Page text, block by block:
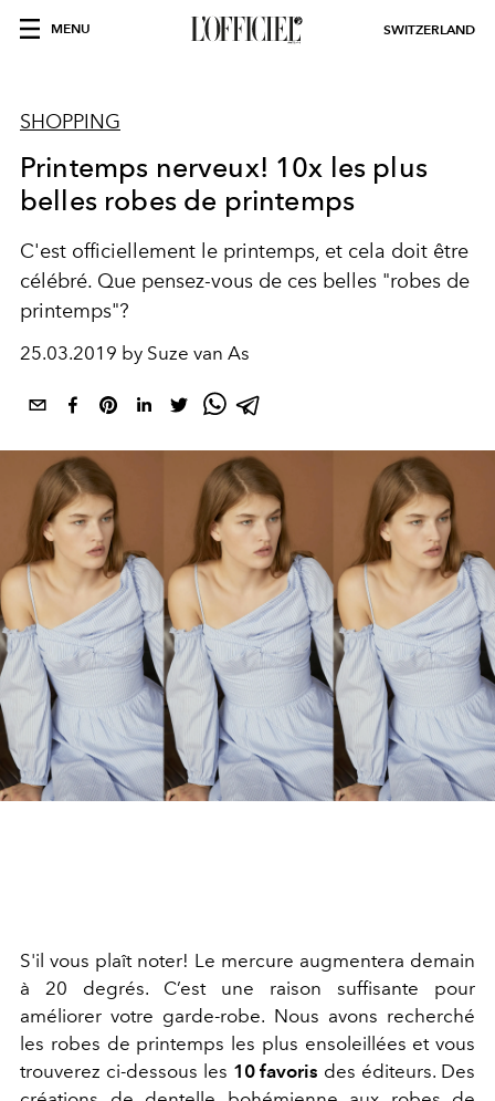
MENU SWITZERLAND
SHOPPING
Printemps nerveux! 10x les plus
belles robes de printemps
C'est officiellement le printemps, et cela doit être
célébré. Que pensez-vous de ces belles "robes de
printemps"?
25.03.2019 by Suze van As
S'il vous plaît noter! Le mercure augmentera demain
à 20 degrés. C’est une raison suffisante pour
améliorer votre garde-robe. Nous avons recherché
les robes de printemps les plus ensoleillées et vous
trouverez ci-dessous les 10 favoris des éditeurs. Des